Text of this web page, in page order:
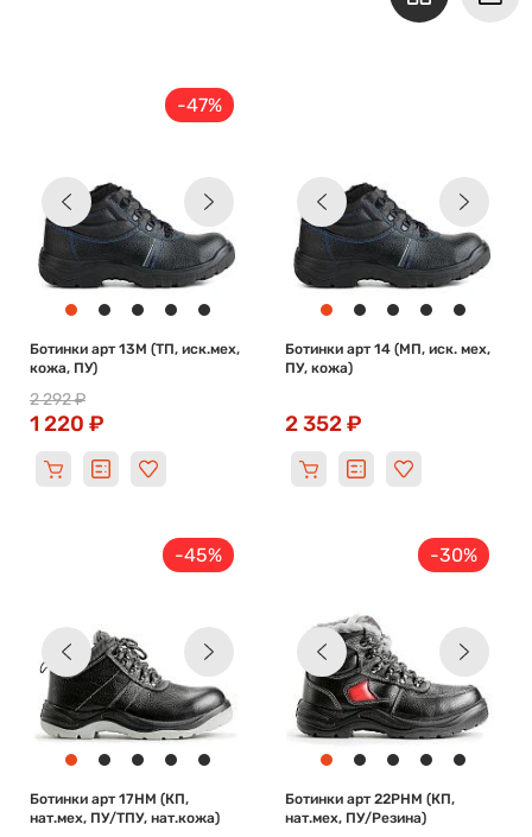
-47%
Ботинки арт 13М (ТП, иск.мех,
кожа, ПУ)
2 292 ₽
1 220 ₽
Ботинки арт 14 (МП, иск. мех,
ПУ, кожа)
2 352 ₽
-45%
Ботинки арт 17НМ (КП,
нат.мех, ПУ/ТПУ, нат.кожа)
-30%
Ботинки арт 22РНМ (КП,
нат.мех, ПУ/Резина)